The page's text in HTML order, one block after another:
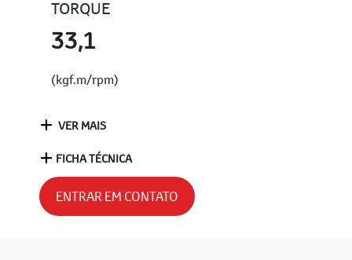
TORQUE
33,1
(kgf.m/rpm)
VER MAIS
FICHA TÉCNICA
ENTRAR EM CONTATO